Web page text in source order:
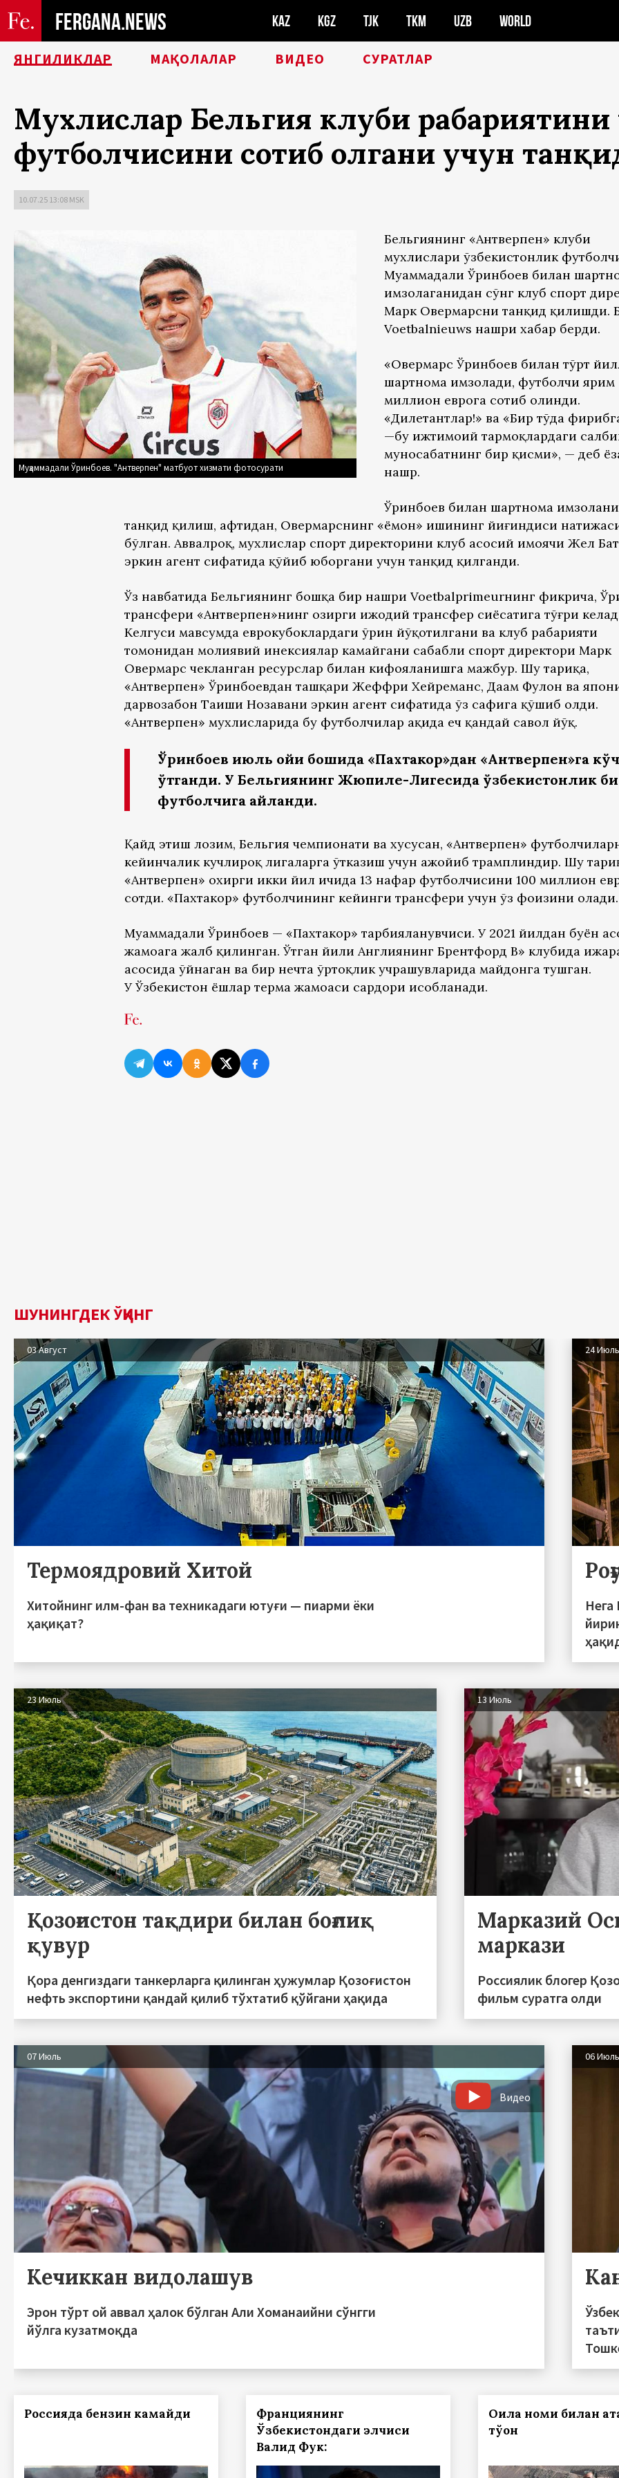
FERGANA.NEWS KAZ KGZ TJK TKM UZB WORLD
ЯНГИЛИКЛАР МАҚОЛАЛАР ВИДЕО СУРАТЛАР
Мухлислар Бельгия клуби раҳбариятини
футболчисини сотиб олгани учун
10.07.25 13:08 MSK
Муҳаммадали Ўринбоев. "Антверпен" матбуот хизмати фотосурати
Бельгиянинг «Антверпен» клуби
мухлислари ўзбекистонлик
Муҳаммадали Ўринбоев билан
имзолаганидан сўнг клуб спорт
Марк Овермарсни танқид қилишди.
Voetbalnieuws нашри хабар берди.
«Овермарс Ўринбоев билан тўрт
шартнома имзолади, футболчи ярим
миллион еврога сотиб олинди.
«Дилетантлар!» ва «Бир тўда
—бу ижтимоий тармоқлардаги
муносабатнинг бир қисми», — деб
нашр.
Ўринбоев билан шартнома
танқид қилиш, афтидан, Овермарснинг «ёмон» ишининг йиғиндиси
бўлган. Аввалроқ, мухлислар спорт директорини клуб асосий ҳимоячи Жел
эркин агент сифатида қўйиб юборгани учун танқид қилганди.
Ўз навбатида Бельгиянинг бошқа бир нашри Voetbalprimeurнинг фикрича,
трансфери «Антверпен»нинг ҳозирги ижодий трансфер сиёсатига тўғри
Келгуси мавсумда еврокубоклардаги ўрин йўқотилгани ва клуб раҳбарияти
томонидан молиявий инексиялар камайгани сабабли спорт директори Марк
Овермарс чекланган ресурслар билан кифояланишга мажбур. Шу тариқа,
«Антверпен» Ўринбоевдан ташқари Жеффри Хейреманс, Даам Фулон ва
дарвозабон Таиши Нозавани эркин агент сифатида ўз сафига қўшиб олди.
«Антверпен» мухлисларида бу футболчилар ҳақида ҳеч қандай савол йўқ.
Ўринбоев июль ойи бошида «Пахтакор»дан «Антверпен»га
ўтганди. У Бельгиянинг Жюпиле-Лигесида ўзбекистонлик
футболчига айланди.
Қайд этиш лозим, Бельгия чемпионати ва хусусан, «Антверпен»
кейинчалик кучлироқ лигаларга ўтказиш учун ажойиб трамплиндир. Шу
«Антверпен» охирги икки йил ичида 13 нафар футболчисини 100 миллион
сотди. «Пахтакор» футболчининг кейинги трансфери учун ўз фоизини олади.
Муҳаммадали Ўринбоев — «Пахтакор» тарбияланувчиси. У 2021 йилдан буён
жамоага жалб қилинган. Ўтган йили Англиянинг Брентфорд B» клубида
асосида ўйнаган ва бир нечта ўртоқлик учрашувларида майдонга тушган.
У Ўзбекистон ёшлар терма жамоаси сардори ҳисобланади.
ШУНИНГДЕК ЎҚИНГ
03 Август
Термоядровий Хитой
Хитойнинг илм-фан ва техникадаги ютуғи — пиарми ёки
ҳақиқат?
24
Нега
23 Июль
Қозоғистон тақдири билан боғлиқ
қувур
Қора денгиздаги танкерларга қилинган ҳужумлар Қозоғистон
нефть экспортини қандай қилиб тўхтатиб қўйгани ҳақида
13 Июль
Марказий
маркази
Россиялик блогер
фильм суратга олди
07 Июль
Видео
Кечиккан видолашув
Эрон тўрт ой аввал ҳалок бўлган Али Хоманаийни сўнгги
йўлга кузатмоқда
06
Россияда бензин камайди
Франциянинг
Ўзбекистондаги элчиси
Валид Фук:
Оила номи билан
тўғон